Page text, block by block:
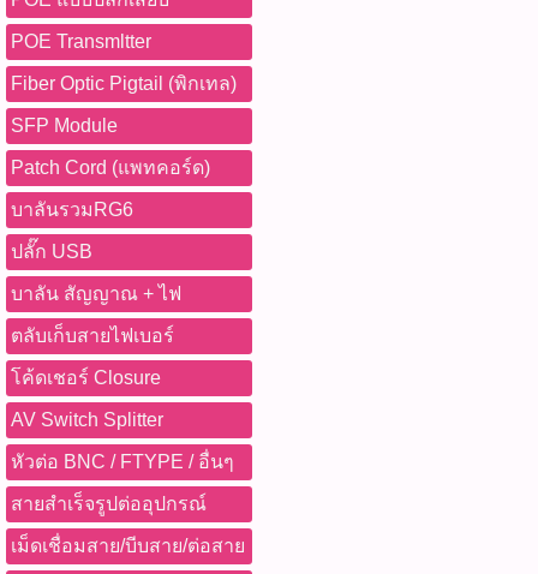
POE Transmltter
Fiber Optic Pigtail (พิกเทล)
SFP Module
Patch Cord (แพทคอร์ด)
บาลันรวมRG6
ปลั๊ก USB
บาลัน สัญญาณ + ไฟ
ตลับเก็บสายไฟเบอร์
โค้ดเชอร์ Closure
AV Switch Splitter
หัวต่อ BNC / FTYPE / อื่นๆ
สายสำเร็จรูปต่ออุปกรณ์
เม็ดเชื่อมสาย/บีบสาย/ต่อสาย